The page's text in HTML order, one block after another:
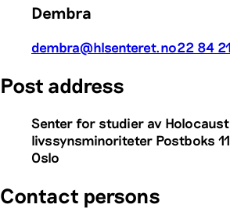
Dembra
dembra@hlsenteret.no22 84
Post address
Senter for studier av
livssynsminoriteter Postboks
Oslo
Contact persons